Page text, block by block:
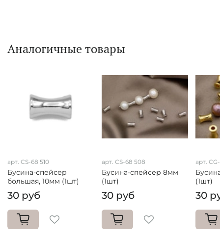
Аналогичные товары
арт. CS-68 510
Бусина-спейсер
большая, 10мм (1шт)
30 руб
арт. CS-68 508
Бусина-спейсер 8мм
(1шт)
30 руб
арт.
(1шт)
30